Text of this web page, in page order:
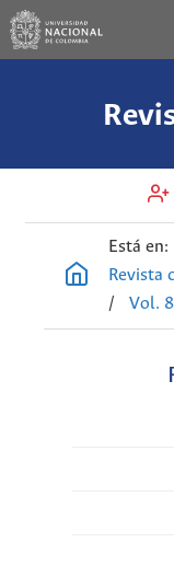
Está en:
Revista
/
Vol.